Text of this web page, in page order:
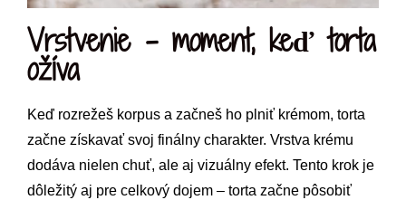
Vrstvenie – moment, keď torta
ožíva
Keď rozrežeš korpus a začneš ho plniť krémom, torta
začne získavať svoj finálny charakter. Vrstva krému
dodáva nielen chuť, ale aj vizuálny efekt. Tento krok je
dôležitý aj pre celkový dojem – torta začne pôsobiť